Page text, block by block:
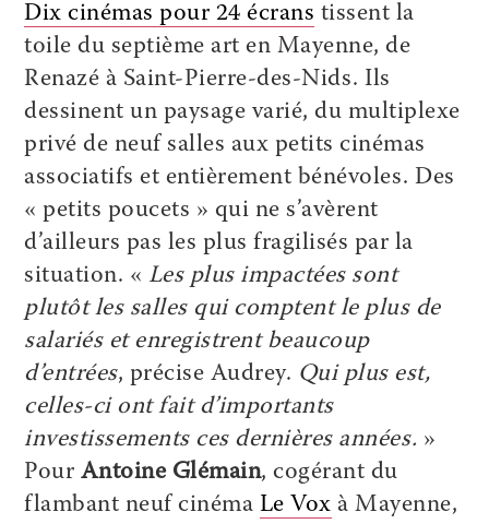
Dix cinémas pour 24 écrans tissent la
toile du septième art en Mayenne, de
Renazé à Saint-Pierre-des-Nids. Ils
dessinent un paysage varié, du multiplexe
privé de neuf salles aux petits cinémas
associatifs et entièrement bénévoles. Des
« petits poucets » qui ne s’avèrent
d’ailleurs pas les plus fragilisés par la
situation. « Les plus impactées sont
plutôt les salles qui comptent le plus de
salariés et enregistrent beaucoup
d’entrées, précise Audrey. Qui plus est,
celles-ci ont fait d’importants
investissements ces dernières années. »
Pour Antoine Glémain, cogérant du
flambant neuf cinéma Le Vox à Mayenne,